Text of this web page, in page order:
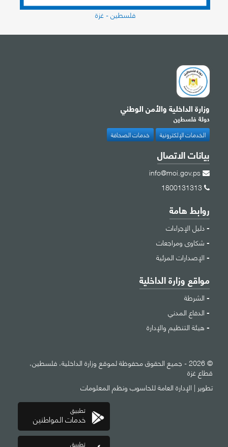
فلسطين - غزة
وزارة الداخلية والأمن الوطني
دولة فلسطين
الخدمات الإلكترونية خدمات الصحافة
بيانات الاتصال
info@moi.gov.ps
روابط هامة
دليل الإجراءات
شكاوى ومراجعات
الإصدارات المرئية
مواقع وزارة الداخلية
الشرطة
الدفاع المدني
هيئة التنظيم والإدارة
© 2026 - جميع الحقوق محفوظة لموقع وزارة الداخلية، فلسطين،
قطاع غزة
تطوير | الإدارة العامة للحاسوب ونظم المعلومات
تطبيق
خدمات المواطنين
تطبيق